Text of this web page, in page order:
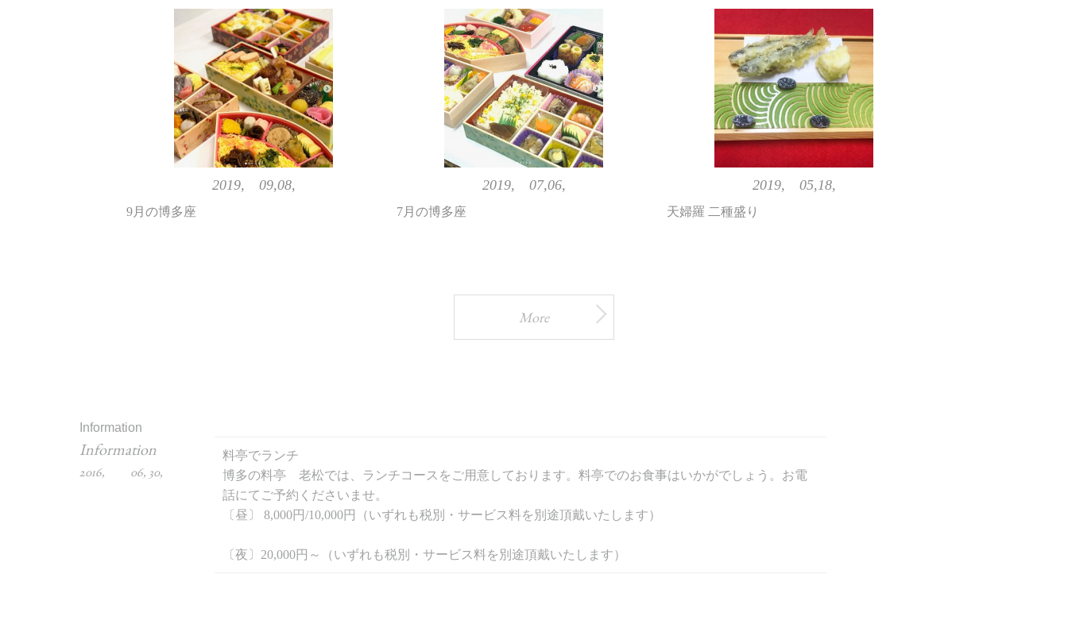
2019, 09,08,
9月の博多座
2019, 07,06,
7月の博多座
2019, 05,18,
天婦羅 二種盛り
More
Information
Information
2016, 06, 30,
料亭でランチ
博多の料亭 老松では、ランチコースをご用意しております。料亭でのお食事はいかがでしょう。お電
話にてご予約くださいませ。
〔昼〕 8,000円/10,000円（いずれも税別・サービス料を別途頂戴いたします）
〔夜〕20,000円～（いずれも税別・サービス料を別途頂戴いたします）